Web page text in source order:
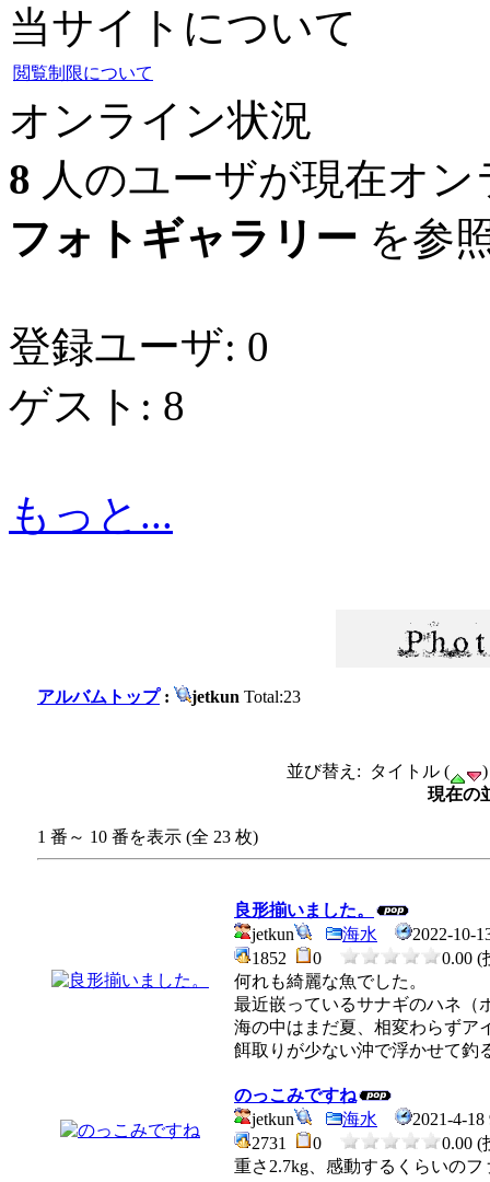
当サイトについて
閲覧制限について
オンライン状況
8 人のユーザが現在オ
フォトギャラリー を参
登録ユーザ: 0
ゲスト: 8
もっと...
アルバムトップ: jetkun Total:23
並び替え: タイトル (
現在の
1 番～ 10 番を表示 (全 23 枚)
良形揃いました。
jetkun
海水
2022-10-
1852
0
0.00 (
何れも綺麗な魚でした。
最近嵌っているサナギのハネ（
海の中はまだ夏、相変わらずア
餌取りが少ない沖で浮かせて釣
のっこみですね
jetkun
海水
2021-4-18
2731
0
0.00 (
重さ2.7kg、感動するくらいの